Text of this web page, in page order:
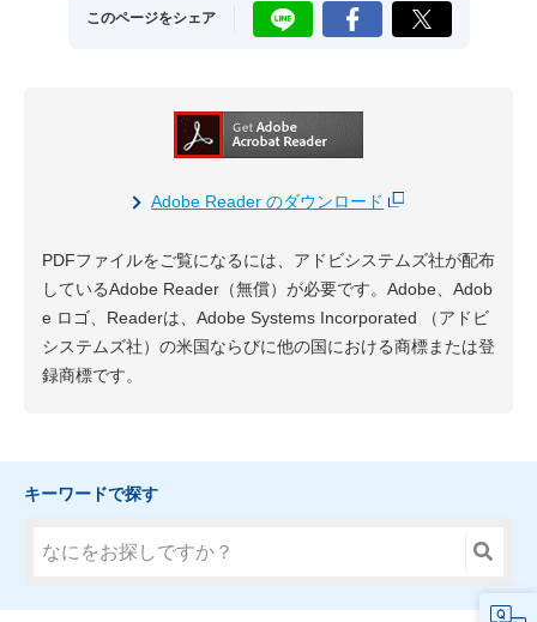
このページをシェア LINE Facebook X
Adobe Reader のダウンロード
PDFファイルをご覧になるには、アドビシステムズ社が配布
しているAdobe Reader（無償）が必要です。Adobe、Adob
e ロゴ、Readerは、Adobe Systems Incorporated （アドビ
システムズ社）の米国ならびに他の国における商標または登
録商標です。
キーワードで探す